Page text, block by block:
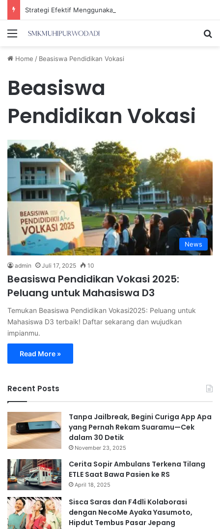
Menu
Home / Beasiswa Pendidikan Vokasi
Beasiswa
Pendidikan Vokasi
News
admin Juli 17, 2025 10
Beasiswa Pendidikan Vokasi 2025:
Peluang untuk Mahasiswa D3
Temukan Beasiswa Pendidikan Vokasi2025: Peluang untuk
Mahasiswa D3 terbaik! Daftar sekarang dan wujudkan
impianmu.
Read More »
Recent Posts
Tanpa Jailbreak, Begini Curiga App Apa
yang Pernah Rekam Suaramu—Cek
dalam 30 Detik
November 23, 2025
Cerita Sopir Ambulans Terkena Tilang
ETLE Saat Bawa Pasien ke RS
April 18, 2025
Sisca Saras dan F4dli Kolaborasi
dengan NecoMe Ayaka Yasumoto,
Hipdut Tembus Pasar Jepang